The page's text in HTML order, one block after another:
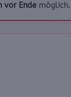
vor Ende möglich.